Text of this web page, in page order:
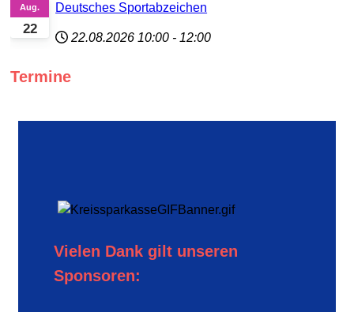
22
Aug. Deutsches Sportabzeichen
22.08.2026 10:00 - 12:00
Termine
Vielen Dank gilt unseren
Sponsoren: